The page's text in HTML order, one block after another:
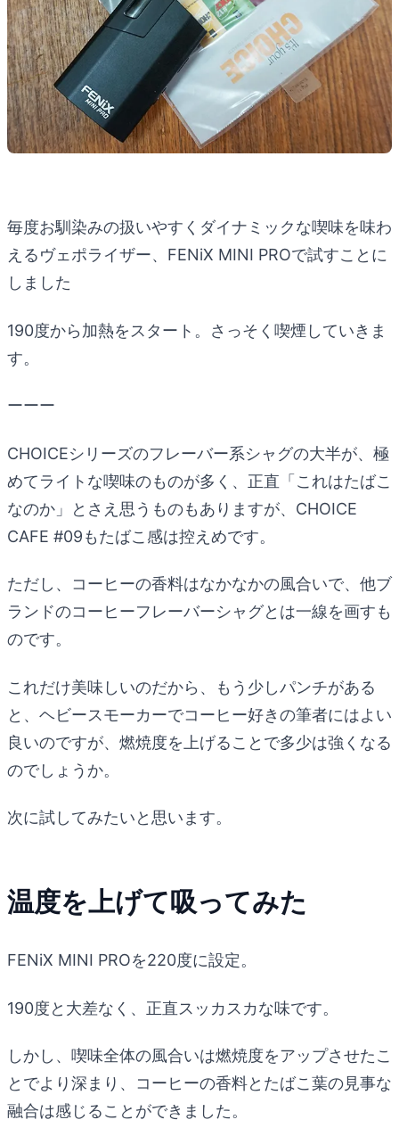
毎度お馴染みの扱いやすくダイナミックな喫味を味わ
えるヴェポライザー、FENiX MINI PROで試すことに
しました
190度から加熱をスタート。さっそく喫煙していきま
す。
ーーー
CHOICEシリーズのフレーバー系シャグの大半が、極
めてライトな喫味のものが多く、正直「これはたばこ
なのか」とさえ思うものもありますが、CHOICE
CAFE #09もたばこ感は控えめです。
ただし、コーヒーの香料はなかなかの風合いで、他ブ
ランドのコーヒーフレーバーシャグとは一線を画すも
のです。
これだけ美味しいのだから、もう少しパンチがある
と、ヘビースモーカーでコーヒー好きの筆者にはよい
良いのですが、燃焼度を上げることで多少は強くなる
のでしょうか。
次に試してみたいと思います。
温度を上げて吸ってみた
FENiX MINI PROを220度に設定。
190度と大差なく、正直スッカスカな味です。
しかし、喫味全体の風合いは燃焼度をアップさせたこ
とでより深まり、コーヒーの香料とたばこ葉の見事な
融合は感じることができました。